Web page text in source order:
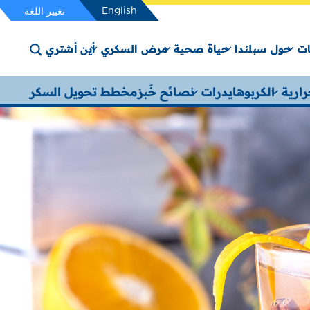
English تغيير اللغة
حول سبلندا حياة صحية مرض السكري أين أشتري
الكربوهايدرات نصائح خَبزمخطط تحويل السكر